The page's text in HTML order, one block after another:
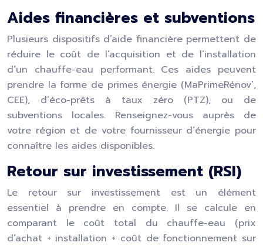
Aides financières et subventions
Plusieurs dispositifs d’aide financière permettent de
réduire le coût de l’acquisition et de l’installation
d’un chauffe-eau performant. Ces aides peuvent
prendre la forme de primes énergie (MaPrimeRénov’,
CEE), d’éco-prêts à taux zéro (PTZ), ou de
subventions locales. Renseignez-vous auprès de
votre région et de votre fournisseur d’énergie pour
connaître les aides disponibles.
Retour sur investissement (RSI)
Le retour sur investissement est un élément
essentiel à prendre en compte. Il se calcule en
comparant le coût total du chauffe-eau (prix
d’achat + installation + coût de fonctionnement sur